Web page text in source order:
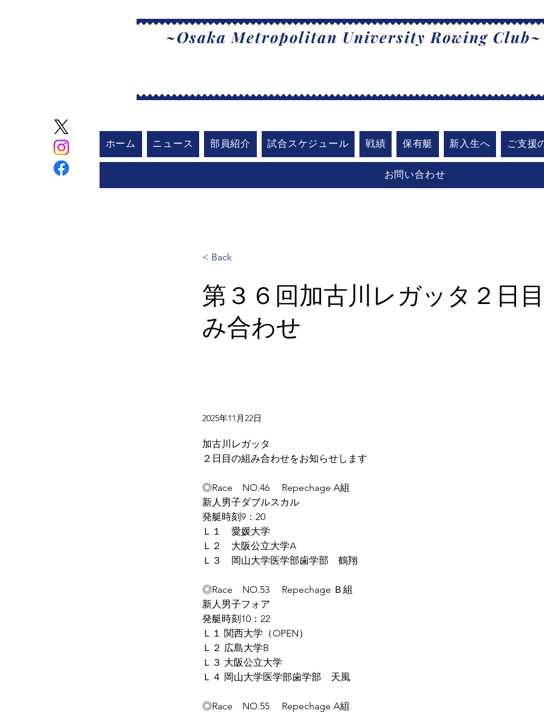
~Osaka Metropolitan University Rowing Club~
ホーム ニュース 部員紹介 試合スケジュール 戦績 保有艇 新入生へ ご支援
お問い合わせ
< Back
第３６回加古川レガッタ２日
み合わせ
2025年11月22日
加古川レガッタ
２日目の組み合わせをお知らせします
◎Race　NO.46 　Repechage A組
新人男子ダブルスカル
発艇時刻9：20
Ｌ１　愛媛大学
Ｌ２　大阪公立大学A
Ｌ３　岡山大学医学部歯学部　鶴翔
◎Race　NO.53 　Repechage Ｂ組
新人男子フォア
発艇時刻10：22
Ｌ１ 関西大学（OPEN）
Ｌ２ 広島大学B
Ｌ３ 大阪公立大学
Ｌ４ 岡山大学医学部歯学部　天風
◎Race　NO.55　 Repechage A組